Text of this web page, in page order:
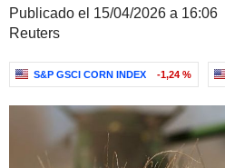
Publicado el 15/04/2026 a 16:06
Reuters
S&P GSCI CORN INDEX -1,24 %